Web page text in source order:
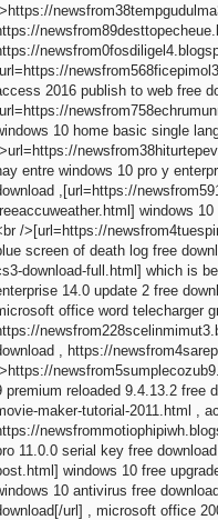
2016 publish to web free
10 home basic single
entre windows 10 pro y
,[url=https://
windows
/>[url=https://
screen of death log free
download-full.html] which is
14.0 update 2 free
office word telecharger
, https://
premium reloaded 9.4.13.2 free
maker-tutorial-2011.html ,
11.0.0 serial key free
windows 10 free
10 antivirus free
url] , microsoft office